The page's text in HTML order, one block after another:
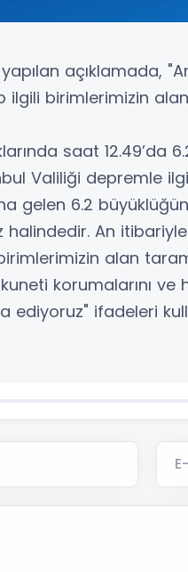
açıklamada,
ilgili birimlerimizin
saat 12.49’da
Valiliği depremle
gelen 6.2
An itibariyle
alan
korumalarını
ediyoruz" ifadeleri